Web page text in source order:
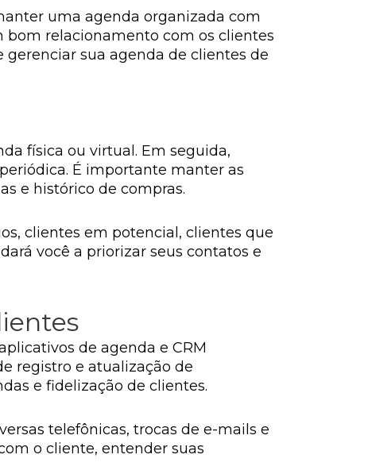
uma agenda organizada com
bom relacionamento com os clientes
sua agenda de clientes de
física ou virtual. Em seguida,
É importante manter as
e histórico de compras.
clientes em potencial, clientes que
você a priorizar seus contatos e
de agenda e CRM
registro e atualização de
e fidelização de clientes.
telefônicas, trocas de e-mails e
o cliente, entender suas